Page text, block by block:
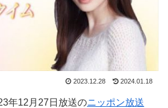
2023.12.28 2024.01.18
年12月27日放送のニッポン放送